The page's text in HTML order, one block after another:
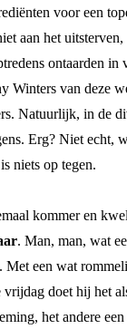
voor een
aan het
ontaarden
van deze
Natuurlijk, in de
Erg? Niet
niets op tegen.
kommer en
. Man, man, wat
een wat
doet hij het
het andere